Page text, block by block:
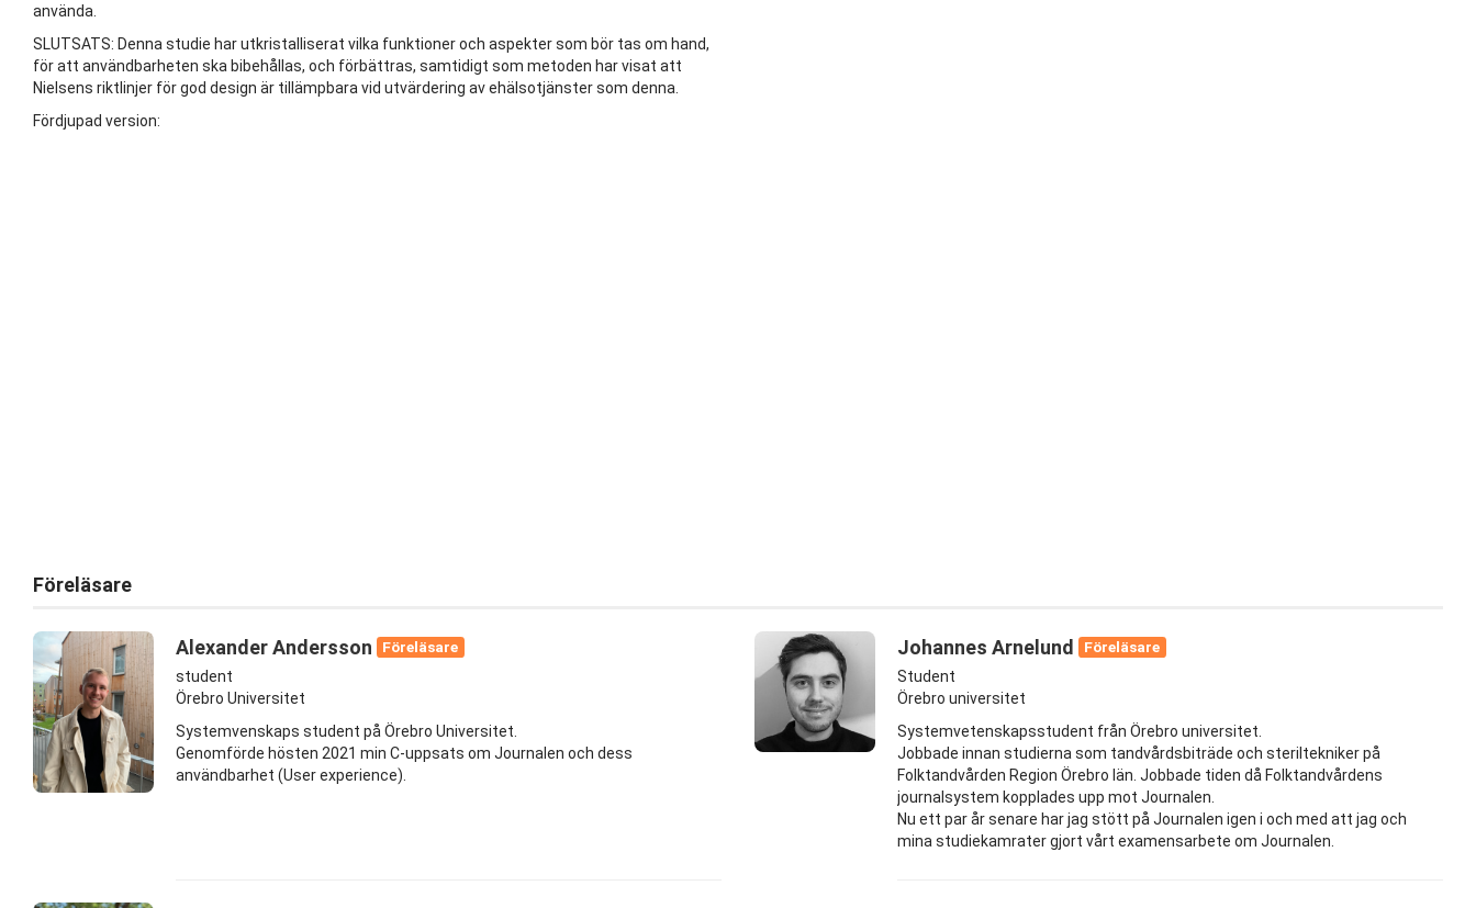
använda.
SLUTSATS: Denna studie har utkristalliserat vilka funktioner och aspekter som bör tas om hand,
för att användbarheten ska bibehållas, och förbättras, samtidigt som metoden har visat att
Nielsens riktlinjer för god design är tillämpbara vid utvärdering av ehälsotjänster som denna.
Fördjupad version:
Föreläsare
Alexander Andersson
Föreläsare
student
Örebro Universitet
Systemvenskaps student på Örebro Universitet.
Genomförde hösten 2021 min C-uppsats om Journalen och dess
användbarhet (User experience).
Johannes Arnelund
Föreläsare
Student
Örebro universitet
Systemvetenskapsstudent från Örebro universitet.
Jobbade innan studierna som tandvårdsbiträde och steriltekniker på
Folktandvården Region Örebro län. Jobbade tiden då Folktandvårdens
journalsystem kopplades upp mot Journalen.
Nu ett par år senare har jag stött på Journalen igen i och med att jag och
mina studiekamrater gjort vårt examensarbete om Journalen.